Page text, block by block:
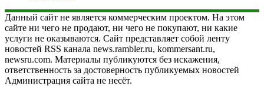
Данный сайт не является коммерческим проектом. На этом
сайте ни чего не продают, ни чего не покупают, ни какие
услуги не оказываются. Сайт представляет собой ленту
новостей RSS канала news.rambler.ru, kommersant.ru,
newsru.com. Материалы публикуются без искажения,
ответственность за достоверность публикуемых новостей
Администрация сайта не несёт.